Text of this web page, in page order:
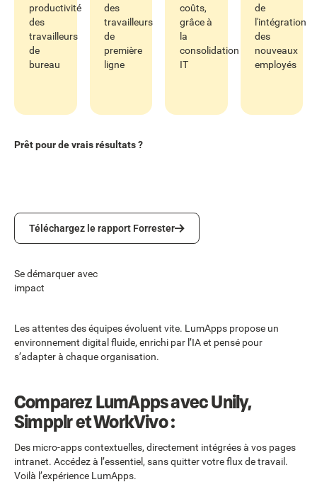
productivité
des
travailleurs
de
bureau
des
travailleurs
de
première
ligne
coûts,
grâce à
la
consolidation
IT
de
l'intégration
des
nouveaux
employés
Prêt pour de vrais résultats ?
Téléchargez le rapport Forrester
Téléchargez le rapport Forrester
Se démarquer avec
impact
Les attentes des équipes évoluent vite. LumApps propose un
environnement digital fluide, enrichi par l’IA et pensé pour
s’adapter à chaque organisation.
Comparez LumApps avec Unily,
Simpplr et WorkVivo :
Des micro-apps contextuelles, directement intégrées à vos pages
intranet. Accédez à l’essentiel, sans quitter votre flux de travail.
Voilà l’expérience LumApps.